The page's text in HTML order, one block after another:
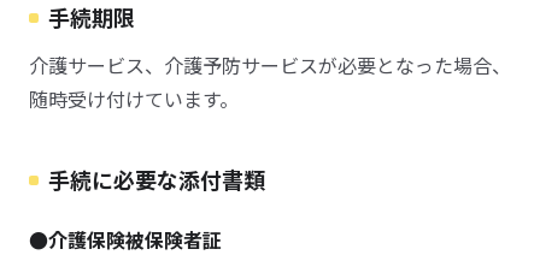
手続期限
介護サービス、介護予防サービスが必要となった場合、
随時受け付けています。
手続に必要な添付書類
●介護保険被保険者証